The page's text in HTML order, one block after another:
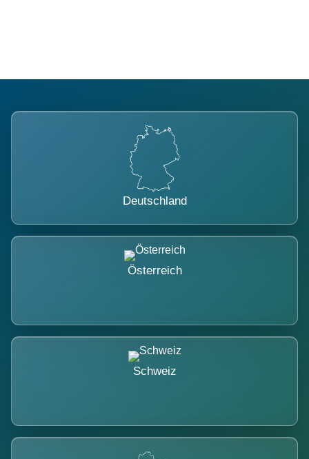
Deutschland
Österreich
Schweiz